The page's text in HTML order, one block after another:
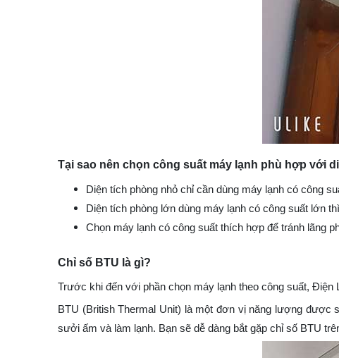
Tại sao nên chọn công suất máy lạnh phù hợp với
Diện tích phòng nhỏ chỉ cần dùng máy lạnh có công
Diện tích phòng lớn dùng máy lạnh có công suất lớn
Chọn máy lạnh có công suất thích hợp để tránh lãng
Chỉ số BTU là gì?
Trước khi đến với phần chọn máy lạnh theo công suất,
BTU (British Thermal Unit) là một đơn vị năng lượng
sưởi ấm và làm lạnh. Bạn sẽ dễ dàng bắt gặp chỉ số BTU